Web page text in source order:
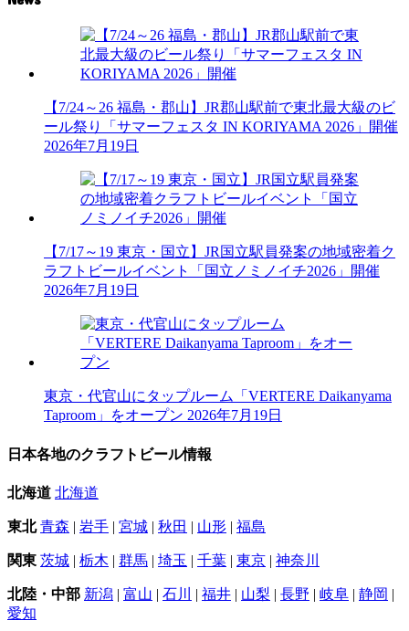
【7/24～26 福島・郡山】JR郡山駅前で東北最大級のビ
ール祭り「サマーフェスタ IN KORIYAMA 2026」開催
2026年7月19日
【7/17～19 東京・国立】JR国立駅員発案の地域密着ク
ラフトビールイベント「国立ノミノイチ2026」開催
2026年7月19日
東京・代官山にタップルーム「VERTERE Daikanyama
Taproom」をオープン 2026年7月19日
日本各地のクラフトビール情報
北海道 北海道
東北 青森 | 岩手 | 宮城 | 秋田 | 山形 | 福島
関東 茨城 | 栃木 | 群馬 | 埼玉 | 千葉 | 東京 | 神奈川
北陸・中部 新潟 | 富山 | 石川 | 福井 | 山梨 | 長野 | 岐阜 | 静岡 |
愛知